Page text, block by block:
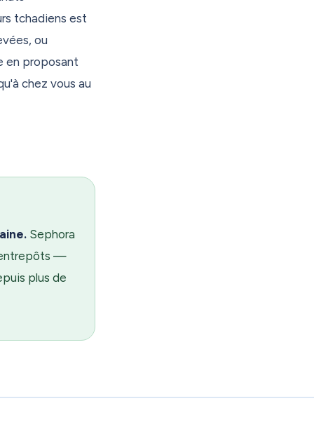
font déjà
À
tchadiens est
ou
en proposant
chez vous au
Sephora
entrepôts —
plus de